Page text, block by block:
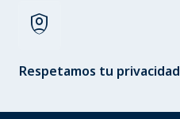
shield_person
Respetamos tu privacidad